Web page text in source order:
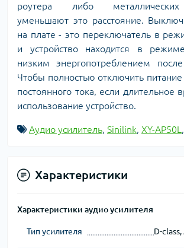
роутера либо
уменьшают это расстояние.
на плате - это переключатель в
и устройство находится в
низким энергопотреблением
Чтобы полностью отключить питание
постоянного тока, если длительное
использование устройство.
Аудио усилитель, Sinilink, XY-AP50L ,
Характеристики
Характеристики аудио усилителя
Тип усилителя D-